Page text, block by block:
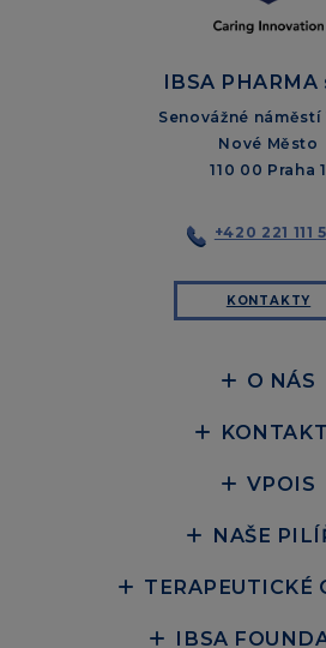
IBSA PHARMA
Senovážné náměstí
Nové Město
110 00 Praha 1
+420 221 111
KONTAKTY
O NÁS
VPOIS
NAŠE
TERAPEUTICKÉ
IBSA